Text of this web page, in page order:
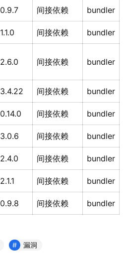
0.9.7 间接依赖 bundler
1.1.0 间接依赖 bundler
2.6.0 间接依赖 bundler
3.4.22 间接依赖 bundler
0.14.0 间接依赖 bundler
3.0.6 间接依赖 bundler
2.4.0 间接依赖 bundler
2.1.1 间接依赖 bundler
0.9.8 间接依赖 bundler
漏洞